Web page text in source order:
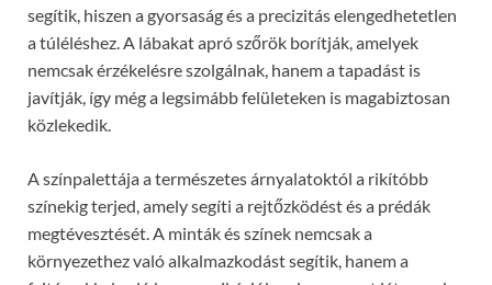
segítik, hiszen a gyorsaság és a precizitás elengedhetetlen
a túléléshez. A lábakat apró szőrök borítják, amelyek
nemcsak érzékelésre szolgálnak, hanem a tapadást is
javítják, így még a legsimább felületeken is magabiztosan
közlekedik.
A színpalettája a természetes árnyalatoktól a rikítóbb
színekig terjed, amely segíti a rejtőzködést és a prédák
megtévesztését. A minták és színek nemcsak a
környezethez való alkalmazkodást segítik, hanem a